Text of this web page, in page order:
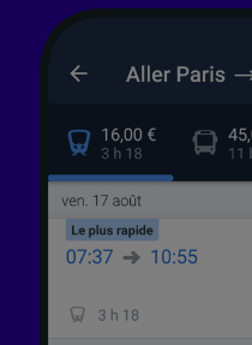
finalités suivantes :
précises. Analyser
l’identification.
informations sur un
contenu
performance des
études d’audience
services.
Liste de nos